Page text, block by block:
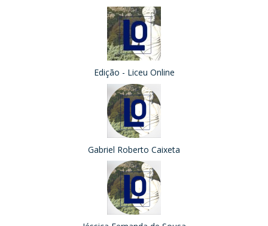
Edição - Liceu Online
Gabriel Roberto Caixeta